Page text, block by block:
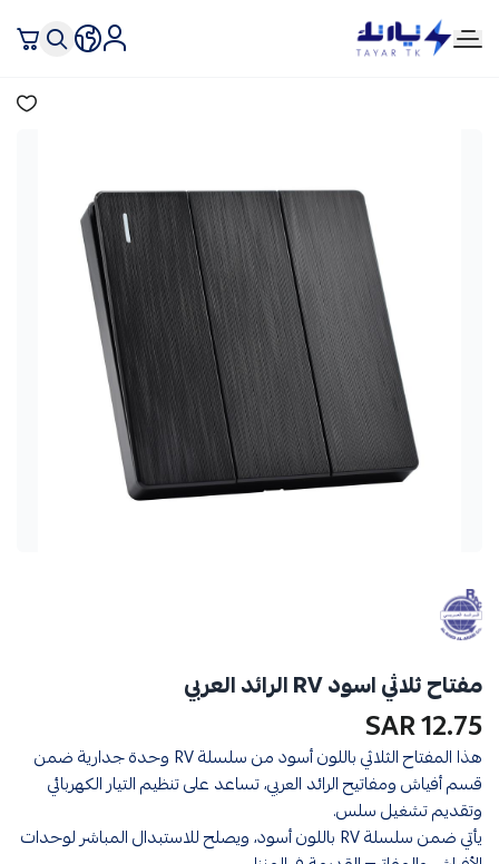
تيار تك إنارة وكهرباء
مفتاح ثلاثي اسود RV الرائد العربي
12.75 SAR
هذا المفتاح الثلاثي باللون أسود من سلسلة RV وحدة جدارية ضمن
قسم أفياش ومفاتيح الرائد العربي، تساعد على تنظيم التيار الكهربائي
وتقديم تشغيل سلس.
يأتي ضمن سلسلة RV باللون أسود، ويصلح للاستبدال المباشر لوحدات